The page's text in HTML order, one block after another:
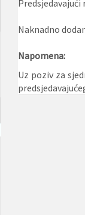
Naknadno
Napomena:
Uz poziv za